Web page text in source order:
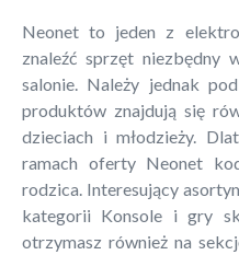
Neonet to jeden z
znaleźć sprzęt niezbędny
salonie. Należy jednak
produktów znajdują się
dzieciach i młodzieży.
ramach oferty Neonet
rodzica. Interesujący
kategorii Konsole i gry
otrzymasz również na